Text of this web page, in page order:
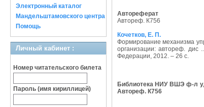
Электронный каталог
Мандельштамовского центра
Помощь
Личный кабинет :
Номер читательского билета
Пароль (имя кириллицей)
Автореферат
Автореф. К756
Кочетков, Е. П.
Формирование механизма
организации: автореф. дис
Федерации, 2012. – 26 с.
Библиотека НИУ ВШЭ ф-л
Автореф. К756